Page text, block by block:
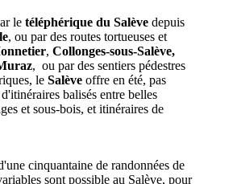
le téléphérique du Salève depuis
, ou par des routes tortueuses et
, Collonges-sous-Salève,
, ou par des sentiers pédestres
le Salève offre en été, pas
balisés entre belles
et sous-bois, et itinéraires de
cinquantaine de randonnées de
sont possible au Salève, pour